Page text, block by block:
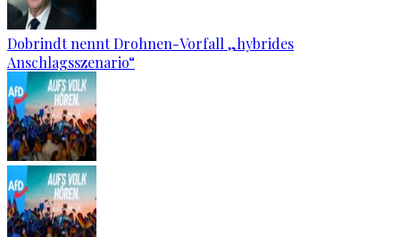
Dobrindt nennt Drohnen-Vorfall „hybrides
Anschlagsszenario“